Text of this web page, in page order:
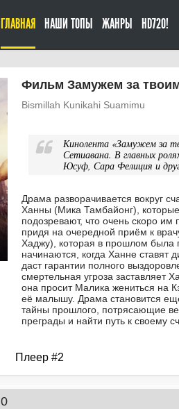
ГЛАВНАЯ НАШИ ТОПЫ ЖАНРЫ HD720!
Фильм Замужем за
Bismillah Kunikahi Suamimu
Кинолента «Замужем за
Сетиавана. В главных
Юсуф, Сара Фелиция и
Драма разворачивается вокруг
Ханны (Мика Тамбайонг),
подозревают, что очень скоро
придя на очередной приём к
Хаджу), которая в прошлом была
начинаются, когда Ханне ставят
даст гарантии полного
смертельная угроза заставляет
она просит Малика жениться на
её малышу. Драма становится
тайны прошлого, потрясающие
преграды и найти путь к своему
Плеер #2
0